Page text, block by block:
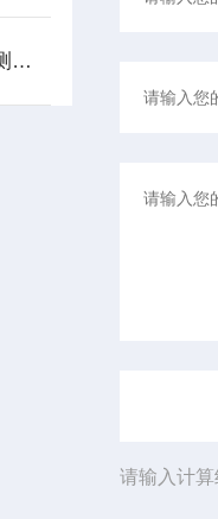
电涡流传感器如何实现精确测量？
请输入计